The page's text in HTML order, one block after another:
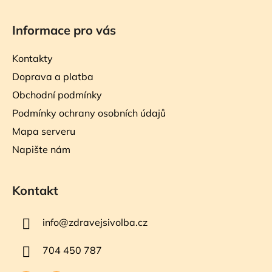
Informace pro vás
Kontakty
Doprava a platba
Obchodní podmínky
Podmínky ochrany osobních údajů
Mapa serveru
Napište nám
Kontakt
info@zdravejsivolba.cz
704 450 787